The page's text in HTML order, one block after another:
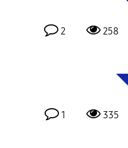
2 258
1 335